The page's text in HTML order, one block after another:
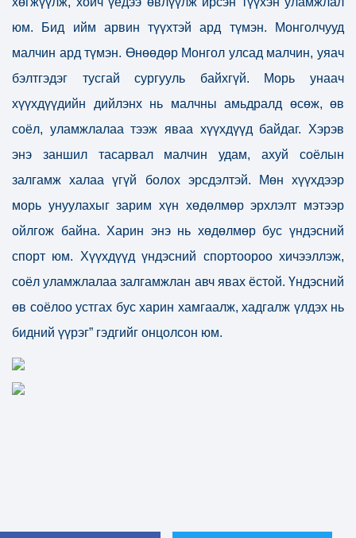
юм. Бид ийм арвин түүхтэй ард түмэн. Монголчууд
малчин ард түмэн. Өнөөдөр Монгол улсад малчин, уяач
бэлтгэдэг тусгай сургууль байхгүй. Морь унаач
хүүхдүүдийн дийлэнх нь малчны амьдралд өсөж, өв
соёл, уламжлалаа тээж яваа хүүхдүүд байдаг. Хэрэв
энэ заншил тасарвал малчин удам, ахуй соёлын
залгамж халаа үгүй болох эрсдэлтэй. Мөн хүүхдээр
морь унуулахыг зарим хүн хөдөлмөр эрхлэлт мэтээр
ойлгож байна. Харин энэ нь хөдөлмөр бус үндэсний
спорт юм. Хүүхдүүд үндэсний спортоороо хичээллэж,
соёл уламжлалаа залгамжлан авч явах ёстой. Үндэсний
өв соёлоо устгах бус харин хамгаалж, хадгалж үлдэх нь
бидний үүрэг” гэдгийг онцолсон юм.